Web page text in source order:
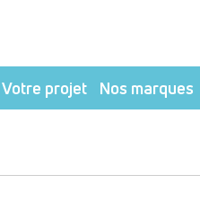
Votre projet Nos marques